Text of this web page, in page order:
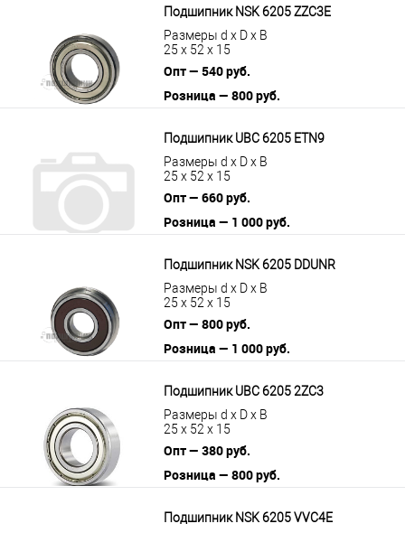
Подшипник NSK 6205 ZZC3E
Размеры d x D x B
25 x 52 x 15
Опт — 540 руб.
Розница — 800 руб.
Подшипник UBC 6205 ETN9
Размеры d x D x B
25 x 52 x 15
Опт — 660 руб.
Розница — 1 000 руб.
Подшипник NSK 6205 DDUNR
Размеры d x D x B
25 x 52 x 15
Опт — 800 руб.
Розница — 1 000 руб.
Подшипник UBC 6205 2ZC3
Размеры d x D x B
25 x 52 x 15
Опт — 380 руб.
Розница — 800 руб.
Подшипник NSK 6205 VVC4E